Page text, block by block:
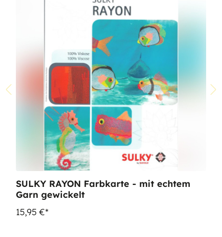
SULKY RAYON Farbkarte - mit echtem
Garn gewickelt
15,95 €*